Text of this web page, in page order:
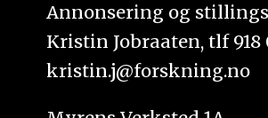
Annonsering og
Kristin Jobraaten, tlf 918
kristin.j@forskning.no